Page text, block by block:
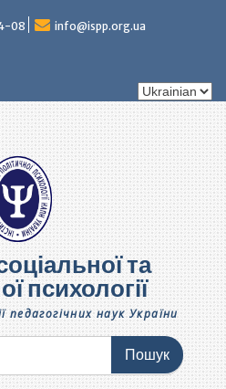
08
info@ispp.org.ua
Вибрати
та
психології
педагогічних наук України